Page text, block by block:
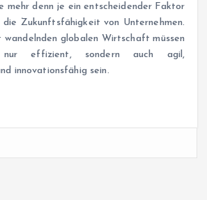
mehr denn je ein entscheidender Faktor
Zukunftsfähigkeit von Unternehmen.
wandelnden globalen Wirtschaft müssen
effizient, sondern auch agil,
innovationsfähig sein.